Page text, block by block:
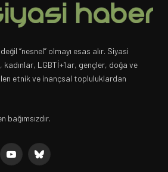
“nesnel” olmayı esas alır. Siyasi
LGBTİ+’lar, gençler, doğa ve
etnik ve inançsal topluluklardan
bağımsızdır.
YouTubeBluesky